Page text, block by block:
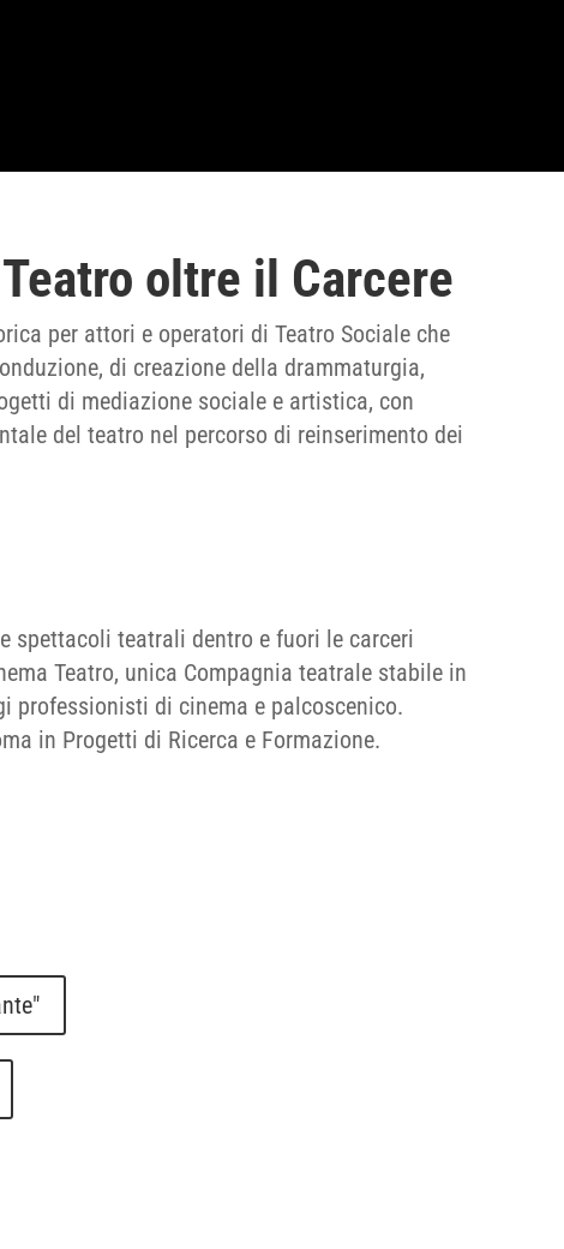
oltre il Carcere
per attori e operatori di Teatro Sociale che
di creazione della drammaturgia,
di mediazione sociale e artistica, con
del teatro nel percorso di reinserimento dei
spettacoli teatrali dentro e fuori le carceri
Teatro, unica Compagnia teatrale stabile in
di cinema e palcoscenico.
in Progetti di Ricerca e Formazione.